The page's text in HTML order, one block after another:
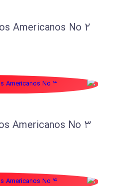
Americanos No 2
Americanos No 3